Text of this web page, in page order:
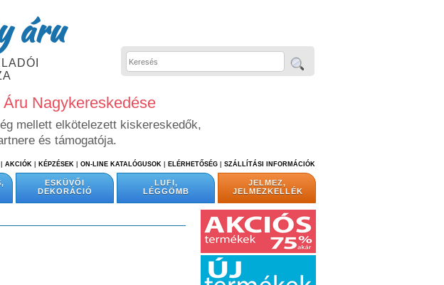
áru
Nagykereskedése
mellett elkötelezett kiskereskedők,
és támogatója.
AKCIÓK KÉPZÉSEK ON-LINE KATALÓGUSOK ELÉRHETŐSÉG SZÁLLÍTÁSI INFORMÁCIÓK
ESKÜVŐI
DEKORÁCIÓ
LUFI,
LÉGGÖMB
JELMEZ,
JELMEZKELLÉK